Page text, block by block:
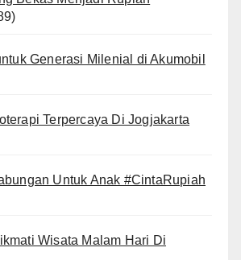
Generasi Milenial di Akumobil
Terpercaya Di Jogjakarta
Untuk Anak #CintaRupiah
Wisata Malam Hari Di